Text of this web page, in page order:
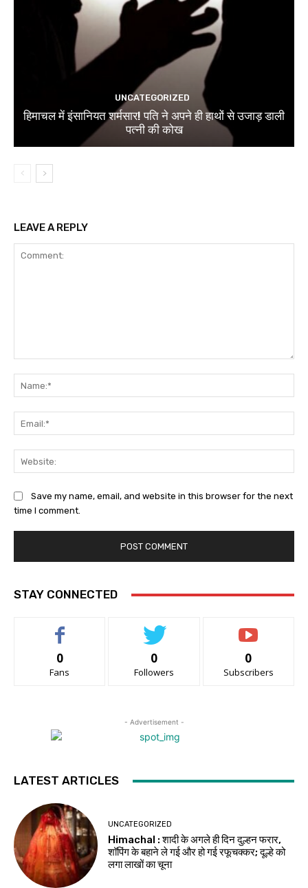
UNCATEGORIZED
हिमाचल में इंसानियत शर्मसार! पति ने अपने ही हाथों से उजाड़ डाली
पत्नी की कोख
LEAVE A REPLY
Save my name, email, and website in this browser for the next
time I comment.
STAY CONNECTED
0
Fans
0
Followers
0
Subscribers
- Advertisement -
LATEST ARTICLES
UNCATEGORIZED
Himachal : शादी के अगले ही दिन दुल्हन फरार,
शॉपिंग के बहाने ले गई और हो गई रफूचक्कर; दूल्हे को
लगा लाखों का चूना